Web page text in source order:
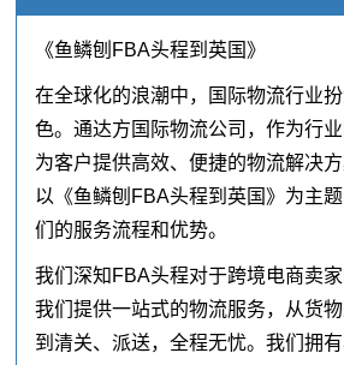
《鱼鳞刨FBA头程到英国》
在全球化的浪潮中，国际物流行业
色。通达方国际物流公司，作为行
为客户提供高效、便捷的物流解决
以《鱼鳞刨FBA头程到英国》为主
们的服务流程和优势。
我们深知FBA头程对于跨境电商卖家
我们提供一站式的物流服务，从货
到清关、派送，全程无忧。我们拥有